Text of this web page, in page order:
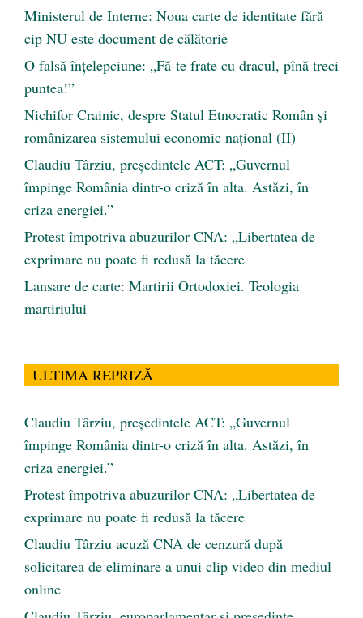
Ministerul de Interne: Noua carte de identitate fără
cip NU este document de călătorie
O falsă înțelepciune: „Fă-te frate cu dracul, pînă treci
puntea!”
Nichifor Crainic, despre Statul Etnocratic Român şi
românizarea sistemului economic naţional (II)
Claudiu Târziu, președintele ACT: „Guvernul
împinge România dintr-o criză în alta. Astăzi, în
criza energiei.”
Protest împotriva abuzurilor CNA: „Libertatea de
exprimare nu poate fi redusă la tăcere
Lansare de carte: Martirii Ortodoxiei. Teologia
martiriului
ULTIMA REPRIZĂ
Claudiu Târziu, președintele ACT: „Guvernul
împinge România dintr-o criză în alta. Astăzi, în
criza energiei.”
Protest împotriva abuzurilor CNA: „Libertatea de
exprimare nu poate fi redusă la tăcere
Claudiu Târziu acuză CNA de cenzură după
solicitarea de eliminare a unui clip video din mediul
online